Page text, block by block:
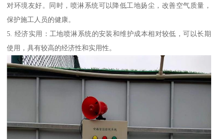
对环境友好。同时，喷淋系统可以降低工地扬尘，改善空气质量，
保护施工人员的健康。
5. 经济实用：工地喷淋系统的安装和维护成本相对较低，可以长期
使用，具有较高的经济性和实用性。